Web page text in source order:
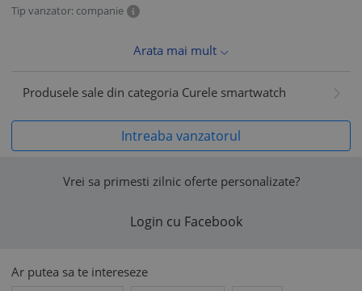
Tip vanzator: companie
Arata mai mult
Produsele sale din categoria Curele smartwatch
Intreaba vanzatorul
Vrei sa primesti zilnic oferte personalizate?
Login cu Facebook
Ar putea sa te intereseze